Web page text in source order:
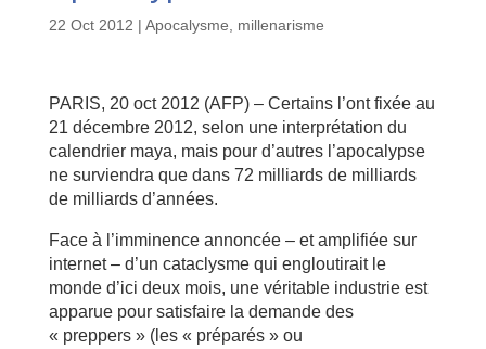
22 Oct 2012 | Apocalysme, millenarisme
PARIS, 20 oct 2012 (AFP) – Certains l’ont fixée au
21 décembre 2012, selon une interprétation du
calendrier maya, mais pour d’autres l’apocalypse
ne surviendra que dans 72 milliards de milliards
de milliards d’années.
Face à l’imminence annoncée – et amplifiée sur
internet – d’un cataclysme qui engloutirait le
monde d’ici deux mois, une véritable industrie est
apparue pour satisfaire la demande des
« preppers » (les « préparés » ou